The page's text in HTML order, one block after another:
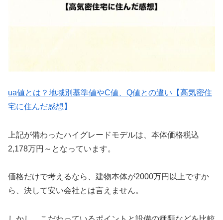
ua値とは？地域別基準値やC値、Q値との違い【高気密住
宅に住んだ感想】
上記が備わったハイグレードモデルは、本体価格税込
2,178万円～となっています。
価格だけで考えるなら、建物本体が2000万円以上ですか
ら、決して安い会社とは言えません。